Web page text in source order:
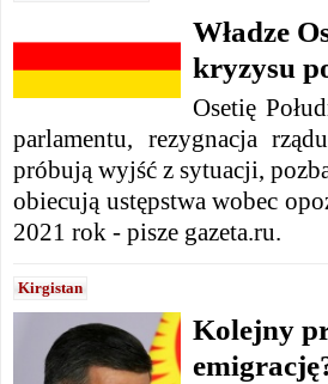
Władze
kryzysu
Osetię
parlamentu, rezygnacja
próbują wyjść z sytuacji,
obiecują ustępstwa wobec
2021 rok - pisze gazeta.ru.
Kirgistan
Kolejny